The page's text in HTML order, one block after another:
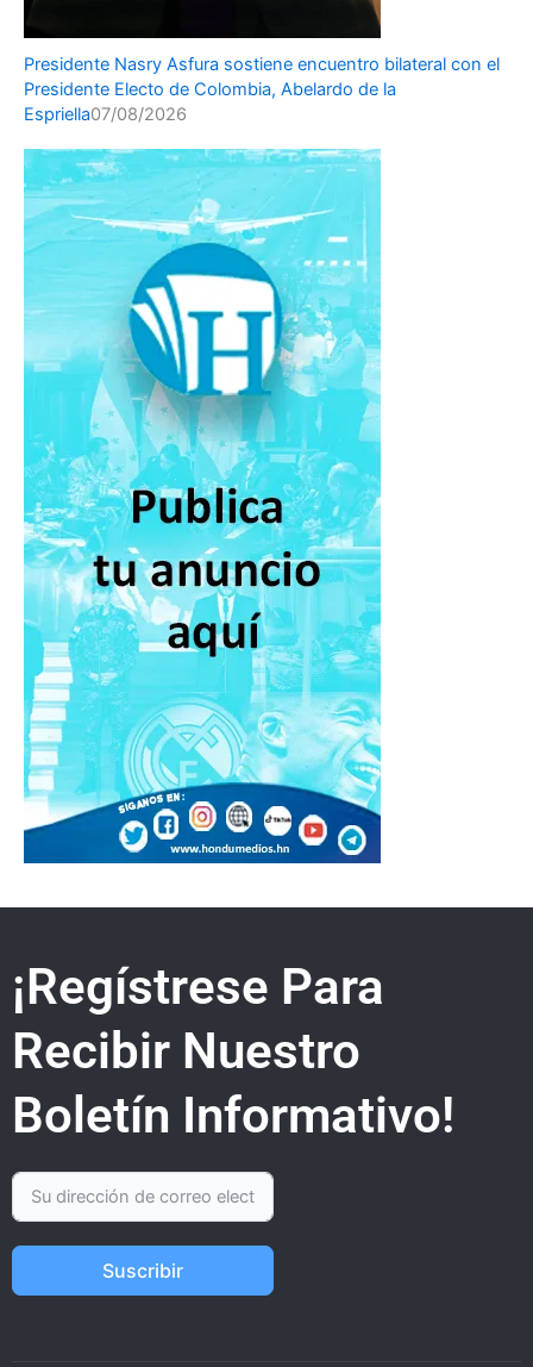
Presidente Nasry Asfura sostiene encuentro bilateral con el
Presidente Electo de Colombia, Abelardo de la
Espriella07/08/2026
¡Regístrese Para
Recibir Nuestro
Boletín Informativo!
Suscribir